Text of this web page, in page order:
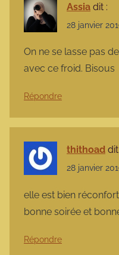
Assia dit :
28 janvier
On ne se lasse pas
avec ce froid. Bisous
Répondre
thithoad dit
28 janvier
elle est bien
bonne soirée et
Répondre